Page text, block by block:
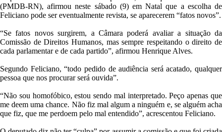
(PMDB-RN), afirmou neste sábado (9) em Natal que a escolha de
Feliciano pode ser eventualmente revista, se aparecerem “fatos novos”.
“Se fatos novos surgirem, a Câmara poderá avaliar a situação da
Comissão de Direitos Humanos, mas sempre respeitando o direito de
cada parlamentar e de cada partido”, afirmou Henrique Alves.
Segundo Feliciano, “todo pedido de audiência será acatado, qualquer
pessoa que nos procurar será ouvida”.
“Não sou homofóbico, estou sendo mal interpretado. Peço apenas que
me deem uma chance. Não fiz mal algum a ninguém e, se alguém acha
que fiz, que me perdoem pelo mal entendido”, acrescentou Feliciano.